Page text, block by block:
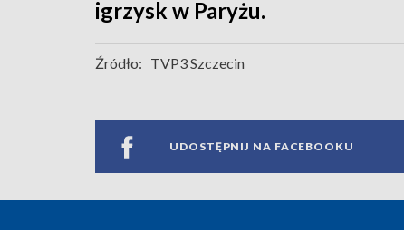
igrzysk w Paryżu.
Źródło: TVP3 Szczecin
UDOSTĘPNIJ NA FACEBOOKU